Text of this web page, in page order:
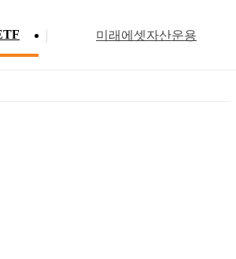
미래에셋자산운용
ETF 분배금 현황